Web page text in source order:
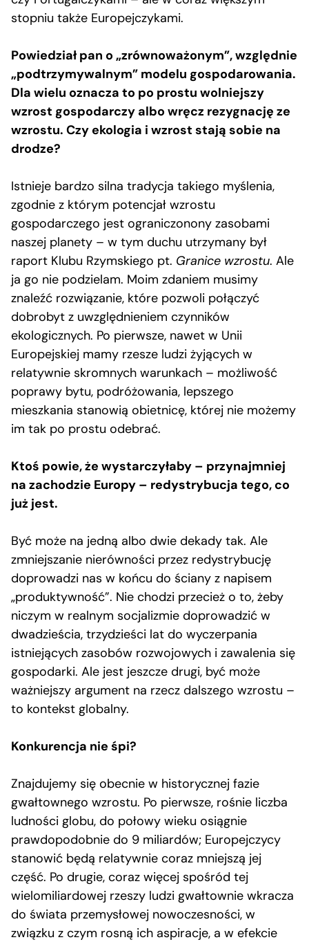
stopniu także Europejczykami.
Powiedział pan o „zrównoważonym”, względnie
„podtrzymywalnym” modelu gospodarowania.
Dla wielu oznacza to po prostu wolniejszy
wzrost gospodarczy albo wręcz rezygnację ze
wzrostu. Czy ekologia i wzrost stają sobie na
drodze?
Istnieje bardzo silna tradycja takiego myślenia,
zgodnie z którym potencjał wzrostu
gospodarczego jest ograniczonony zasobami
naszej planety – w tym duchu utrzymany był
raport Klubu Rzymskiego pt. Granice wzrostu. Ale
ja go nie podzielam. Moim zdaniem musimy
znaleźć rozwiązanie, które pozwoli połączyć
dobrobyt z uwzględnieniem czynników
ekologicznych. Po pierwsze, nawet w Unii
Europejskiej mamy rzesze ludzi żyjących w
relatywnie skromnych warunkach – możliwość
poprawy bytu, podróżowania, lepszego
mieszkania stanowią obietnicę, której nie możemy
im tak po prostu odebrać.
Ktoś powie, że wystarczyłaby – przynajmniej
na zachodzie Europy – redystrybucja tego, co
już jest.
Być może na jedną albo dwie dekady tak. Ale
zmniejszanie nierówności przez redystrybucję
doprowadzi nas w końcu do ściany z napisem
„produktywność”. Nie chodzi przecież o to, żeby
niczym w realnym socjalizmie doprowadzić w
dwadzieścia, trzydzieści lat do wyczerpania
istniejących zasobów rozwojowych i zawalenia się
gospodarki. Ale jest jeszcze drugi, być może
ważniejszy argument na rzecz dalszego wzrostu –
to kontekst globalny.
Konkurencja nie śpi?
Znajdujemy się obecnie w historycznej fazie
gwałtownego wzrostu. Po pierwsze, rośnie liczba
ludności globu, do połowy wieku osiągnie
prawdopodobnie do 9 miliardów; Europejczycy
stanowić będą relatywnie coraz mniejszą jej
część. Po drugie, coraz więcej spośród tej
wielomiliardowej rzeszy ludzi gwałtownie wkracza
do świata przemysłowej nowoczesności, w
związku z czym rosną ich aspiracje, a w efekcie